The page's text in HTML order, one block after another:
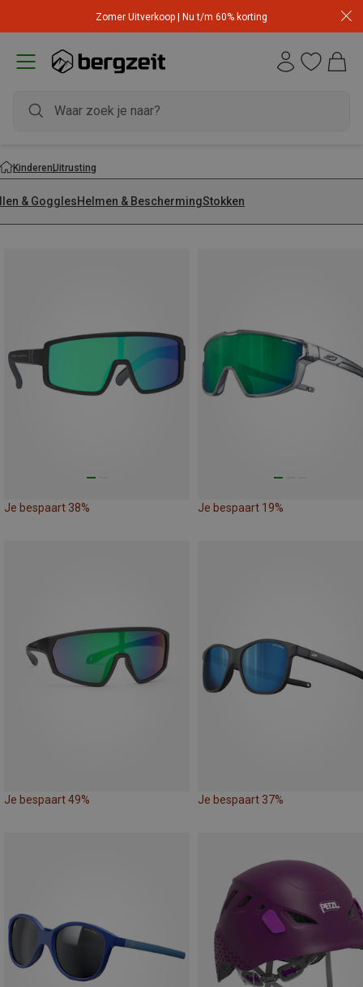
Zomer Uitverkoop | Nu t/m 60% korting
KinderenUitrusting
& GogglesHelmen & BeschermingStokken
Je bespaart 38% Je bespaart 19%
Je bespaart 49% Je bespaart 37%